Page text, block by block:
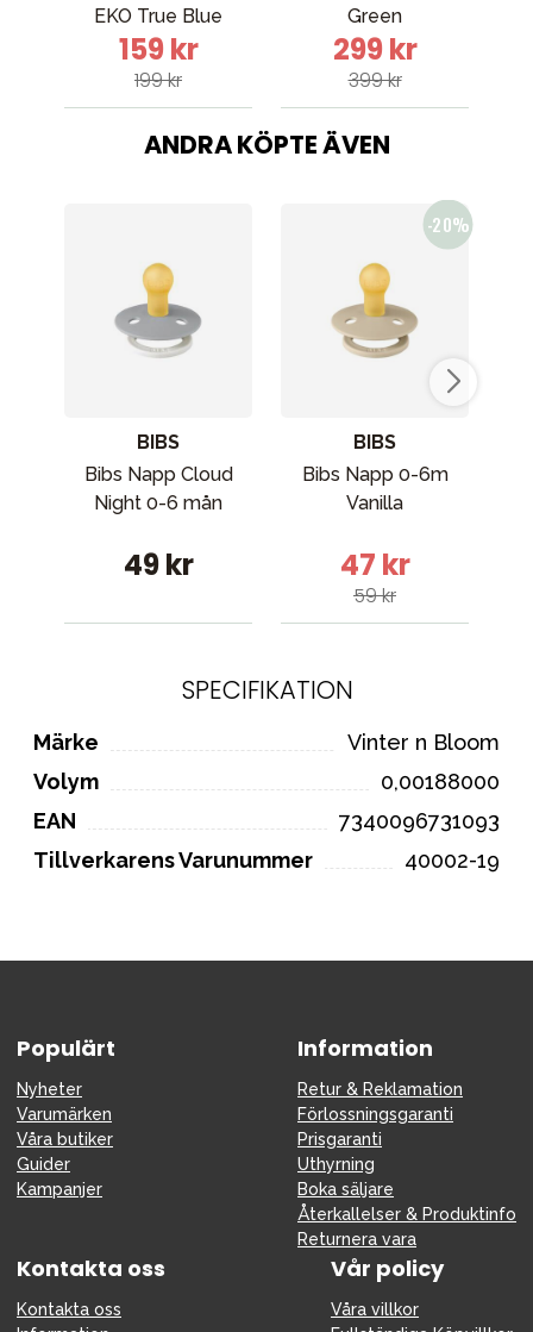
EKO True Blue
159 kr
199 kr
Green
299 kr
399 kr
ANDRA KÖPTE ÄVEN
BIBS
Bibs Napp Cloud
Night 0-6 mån
49 kr
BIBS
Bibs Napp 0-6m
Vanilla
47 kr
59 kr
SPECIFIKATION
Märke
Vinter n Bloom
Volym
0,00188000
EAN
7340096731093
Tillverkarens Varunummer
40002-19
Populärt
Nyheter
Varumärken
Våra butiker
Guider
Kampanjer
Information
Retur & Reklamation
Förlossningsgaranti
Prisgaranti
Uthyrning
Boka säljare
Återkallelser & Produktinfo
Returnera vara
Kontakta oss
Kontakta oss
Vår policy
Våra villkor